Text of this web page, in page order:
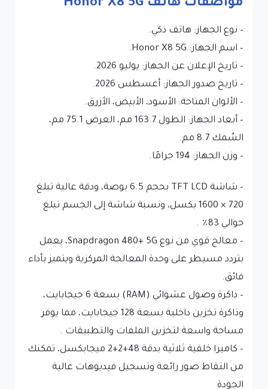
مواصفات هاتف Honor X8 5G
– نوع الجهاز: هاتف ذكي.
– اسم الجهاز: Honor X8 5G.
– تاريخ الإعلان عن الجهاز: يوليو 2026.
– تاريخ صدور الجهاز: أغسطس 2026.
– الألوان المتاحة: الأسود، الأبيض، الأزرق.
– أبعاد الجهاز: الطول 163.7 مم، العرض 75.1 مم،
السُمك 8.7 مم.
– وزن الجهاز: 194 جرامًا.
– شاشة TFT LCD بحجم 6.5 بوصة، ودقة عالية تبلغ
720 × 1600 بكسل، ونسبة شاشة إلى الجسم تبلغ
حوالي 83٪ .
– معالج قوي من نوع Snapdragon 480+ 5G، يعمل
بتردد مسيطر على وحدة المعالجة المركزية ويتميز بأداء
فائق.
– ذاكرة وصول عشوائي (RAM) بسعة 6 جيجابايت،
وذاكرة تخزين داخلية بسعة 128 جيجابايت، مما يوفر
مساحة واسعة لتخزين الملفات والتطبيقات .
– كاميرا خلفية ثلاثية بدقة 48+2+2 ميجابكسل، تمكنك
من التقاط صور رائعة وتسجيل فيديوهات عالية
الجودة